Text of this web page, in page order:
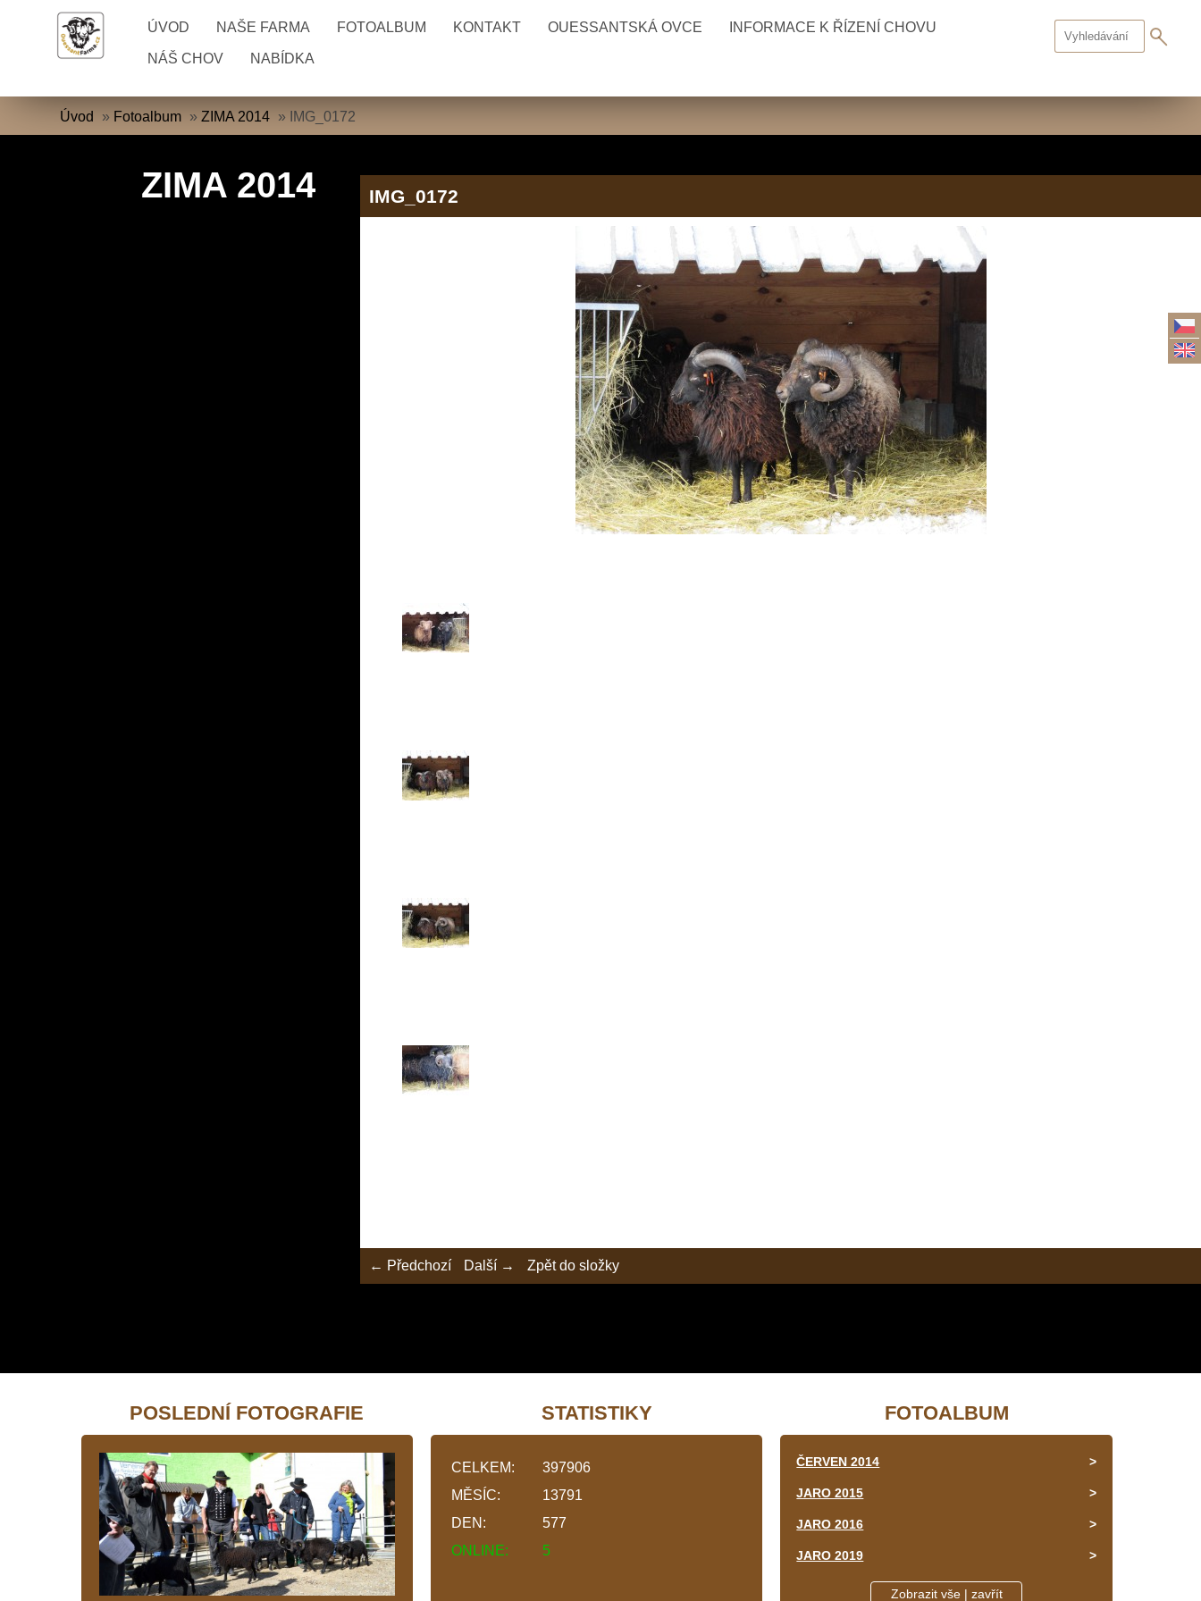
ÚVOD NAŠE FARMA FOTOALBUM KONTAKT OUESSANTSKÁ OVCE INFORMACE K ŘÍZENÍ CHOVU
NÁŠ CHOV NABÍDKA
Úvod » Fotoalbum »ZIMA 2014 » IMG_0172
ZIMA 2014 IMG_0172
← Předchozí Další → Zpět do složky
POSLEDNÍ FOTOGRAFIE STATISTIKY
ONLINE: 5
CELKEM:
397906
MĚSÍC:
13791
DEN:
577
FOTOALBUM
ČERVEN 2014
JARO 2015
JARO 2016
JARO 2019
LEDEN 2015 Zobrazit vše | zavřít